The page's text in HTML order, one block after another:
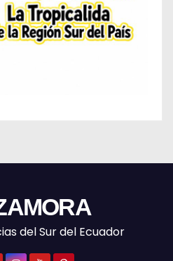
del Sur del Ecuador